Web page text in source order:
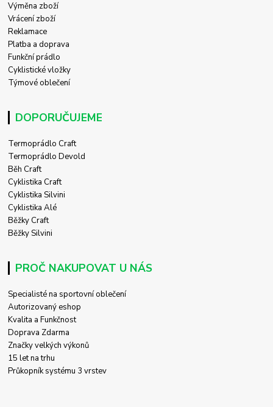
Výměna zboží
Vrácení zboží
Reklamace
Platba a doprava
Funkční prádlo
Cyklistické vložky
Týmové oblečení
DOPORUČUJEME
Termoprádlo Craft
Termoprádlo Devold
Běh Craft
Cyklistika Craft
Cyklistika Silvini
Cyklistika Alé
Běžky Craft
Běžky Silvini
PROČ NAKUPOVAT U NÁS
Specialisté na sportovní oblečení
Autorizovaný eshop
Kvalita a Funkčnost
Doprava Zdarma
Značky velkých výkonů
15 let na trhu
Průkopník systému 3 vrstev